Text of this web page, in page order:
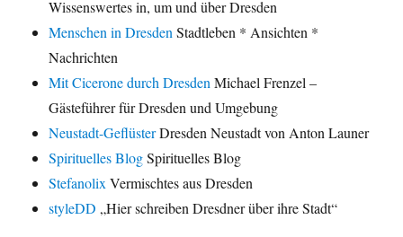
Wissenswertes in, um und über Dresden
Menschen in Dresden Stadtleben * Ansichten *
Nachrichten
Mit Cicerone durch Dresden Michael Frenzel –
Gästeführer für Dresden und Umgebung
Neustadt-GeflüsterDresden Neustadt von Anton Launer
Spirituelles BlogSpirituelles Blog
Stefanolix Vermischtes aus Dresden
styleDD „Hier schreiben Dresdner über ihre Stadt“